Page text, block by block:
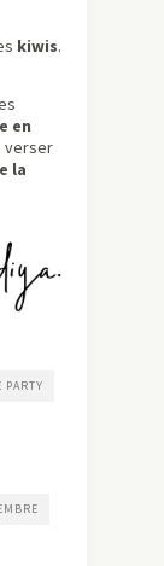
kiwis.
en
verser
la
PARTY